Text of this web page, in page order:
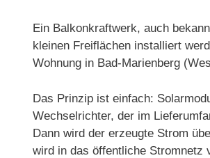
Ein Balkonkraftwerk, auch
kleinen Freiflächen installiert
Wohnung in Bad-Marienberg
Das Prinzip ist einfach:
Wechselrichter, der im
Dann wird der erzeugte Strom
wird in das öffentliche Stromnetz